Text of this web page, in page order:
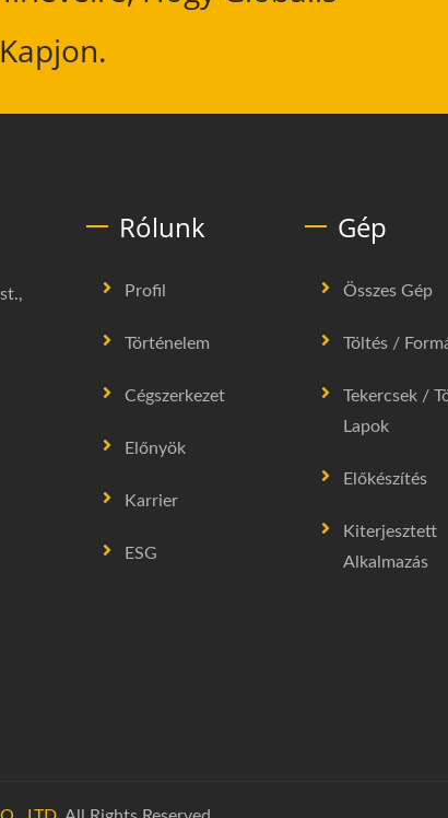
Rólunk
Profil
Történelem
Cégszerkezet
Előnyök
Karrier
ESG
Gép
Összes Gép
Töltés /
Tekercsek /
Lapok
Előkészítés
Kiterjesztett
Alkalmazás